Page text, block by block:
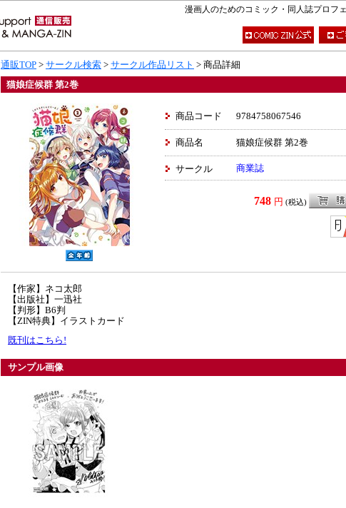
漫画人のためのコミック・同人誌プロフ
通販TOP > サークル検索 > サークル作品リスト > 商品詳細
猫娘症候群 第2巻
商品コード 9784758067546
商品名 猫娘症候群 第2巻
サークル 商業誌
748 円 (税込)
【作家】ネコ太郎
【出版社】一迅社
【判形】B6判
【ZIN特典】イラストカード
既刊はこちら!
サンプル画像